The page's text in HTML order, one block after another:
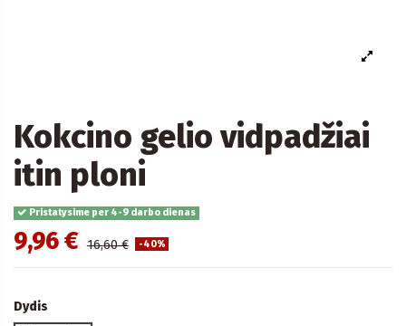
Kokcino gelio vidpadžiai
itin ploni
Pristatysime per 4-9 darbo dienas
9,96 € 16,60 € -40%
Dydis